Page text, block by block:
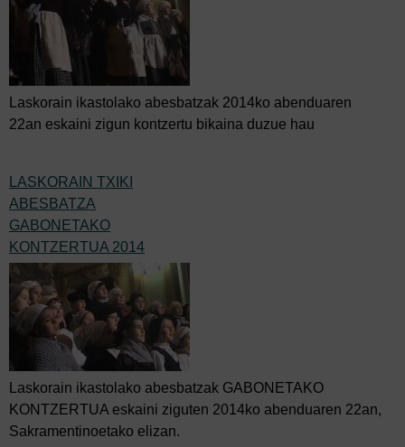
Laskorain ikastolako abesbatzak 2014ko abenduaren
22an eskaini zigun kontzertu bikaina duzue hau
LASKORAIN TXIKI
ABESBATZA
GABONETAKO
KONTZERTUA 2014
Laskorain ikastolako abesbatzak GABONETAKO
KONTZERTUA eskaini ziguten 2014ko abenduaren 22an,
Sakramentinoetako elizan.